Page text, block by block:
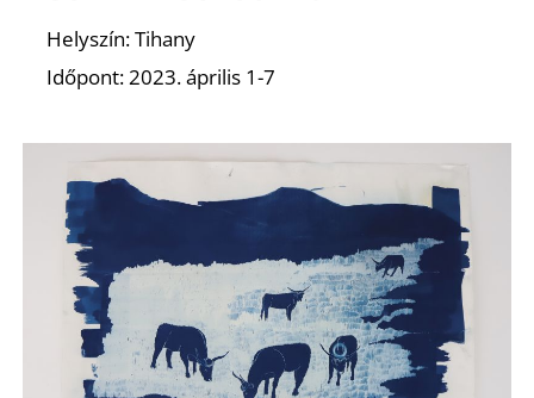
Helyszín: Tihany
Időpont: 2023. április 1-7